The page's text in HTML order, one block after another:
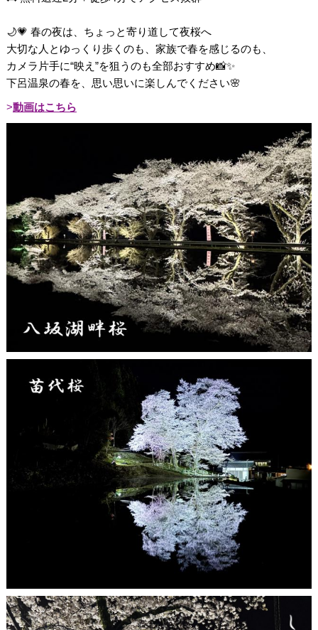
🌙💗 春の夜は、ちょっと寄り道して夜桜へ
大切な人とゆっくり歩くのも、家族で春を感じるのも、
カメラ片手に“映え”を狙うのも全部おすすめ📸✨
下呂温泉の春を、思い思いに楽しんでください🌸
動画はこちら